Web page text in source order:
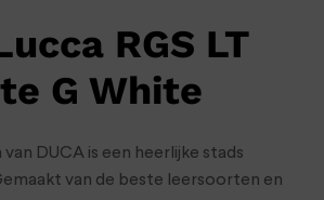
RGS LT
G White
DUCA is een heerlijke stads
van de beste leersoorten en